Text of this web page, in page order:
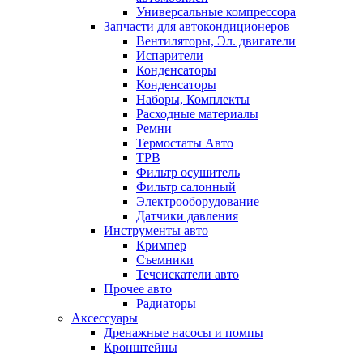
Универсальные компрессора
Запчасти для автокондиционеров
Вентиляторы, Эл. двигатели
Испарители
Конденсаторы
Конденсаторы
Наборы, Комплекты
Расходные материалы
Ремни
Термостаты Авто
ТРВ
Фильтр осушитель
Фильтр салонный
Электрооборудование
Датчики давления
Инструменты авто
Кримпер
Съемники
Течеискатели авто
Прочее авто
Радиаторы
Аксессуары
Дренажные насосы и помпы
Кронштейны